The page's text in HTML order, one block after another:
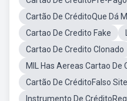
Cartão De CréditoQue Dá
Cartao De Credito Fake
Cartao De Credito Clonado
MIL Has Aereas Cartao De
Cartão De CréditoFalso Site
Instrumento De